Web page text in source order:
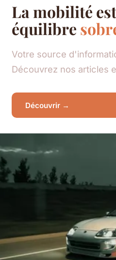
La mobilité
équilibre
Votre source
Découvrez nos articles
Découvrir →